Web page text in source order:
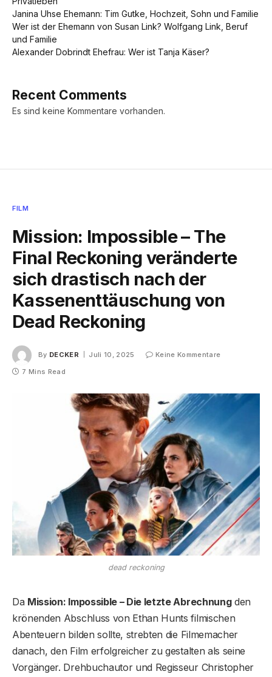
Janina Uhse Ehemann: Tim Gutke, Hochzeit, Sohn und Familie
Wer ist der Ehemann von Susan Link? Wolfgang Link, Beruf
und Familie
Alexander Dobrindt Ehefrau: Wer ist Tanja Käser?
Recent Comments
Es sind keine Kommentare vorhanden.
FILM
Mission: Impossible – The
Final Reckoning veränderte
sich drastisch nach der
Kassenenttäuschung von
Dead Reckoning
By DECKER Juli 10, 2025
Keine Kommentare
7 Mins Read
dead reckoning
Da Mission: Impossible – Die letzte Abrechnungden
krönenden Abschluss von Ethan Hunts filmischen
Abenteuern bilden sollte, strebten die Filmemacher
danach, den Film erfolgreicher zu gestalten als seine
Vorgänger. Drehbuchautor und Regisseur Christopher